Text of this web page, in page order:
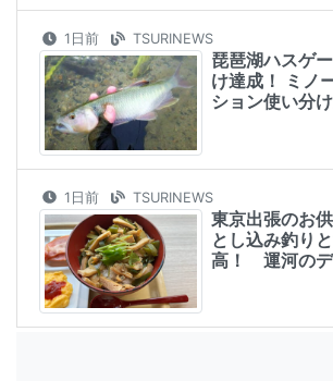
1日前 TSURINEWS
琵琶湖ハスゲ
け達成！ ミノ
ション使い分
1日前 TSURINEWS
東京出張のお
とし込み釣り
高！ 運河の